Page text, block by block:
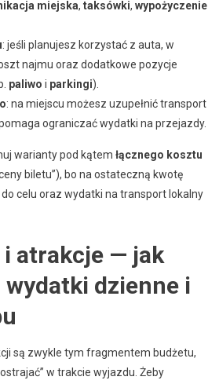
miejska, taksówki, wypożyczenie
: jeśli planujesz korzystać z auta, w
najmu oraz dodatkowe pozycje
paliwo i parkingi).
: na miejscu możesz uzupełnić transport
ograniczać wydatki na przejazdy.
warianty pod kątem łącznego kosztu
biletu”), bo na ostateczną kwotę
celu oraz wydatki na transport lokalny
i atrakcje — jak
dzienne i
są zwykle tym fragmentem budżetu,
w trakcie wyjazdu. Żeby